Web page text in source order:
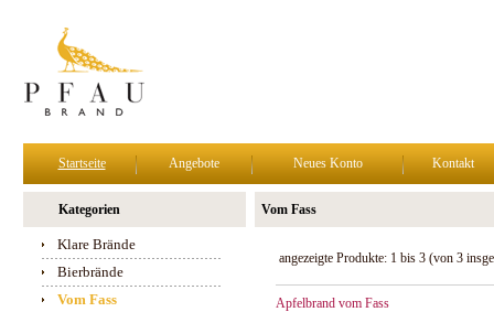
Startseite Angebote Neues Konto Kontakt
Kategorien
Klare Brände
Bierbrände
Vom Fass
Vom Fass
angezeigte Produkte: 1 bis 3 (von 3
Apfelbrand vom Fass